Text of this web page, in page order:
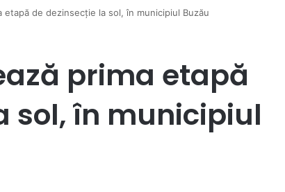
etapă de dezinsecție la sol, în municipiul Buzău
prima etapă
sol, în municipiul